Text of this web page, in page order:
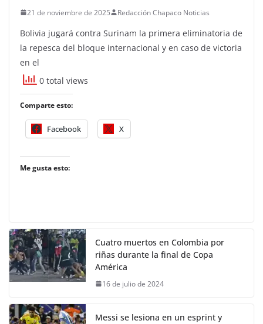
21 de noviembre de 2025 Redacción Chapaco Noticias
Bolivia jugará contra Surinam la primera eliminatoria de
la repesca del bloque internacional y en caso de victoria
en el
0 total views
Comparte esto:
Facebook X
Me gusta esto:
Cuatro muertos en Colombia por
riñas durante la final de Copa
América
16 de julio de 2024
Messi se lesiona en un esprint y